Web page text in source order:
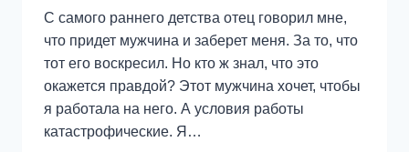
С самого раннего детства отец говорил мне,
что придет мужчина и заберет меня. За то, что
тот его воскресил. Но кто ж знал, что это
окажется правдой? Этот мужчина хочет, чтобы
я работала на него. А условия работы
катастрофические. Я…